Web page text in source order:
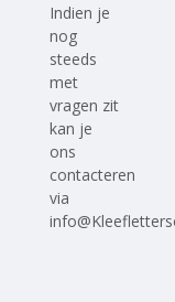
Indien je
nog
steeds
met
vragen zit
kan je
ons
contacteren
via